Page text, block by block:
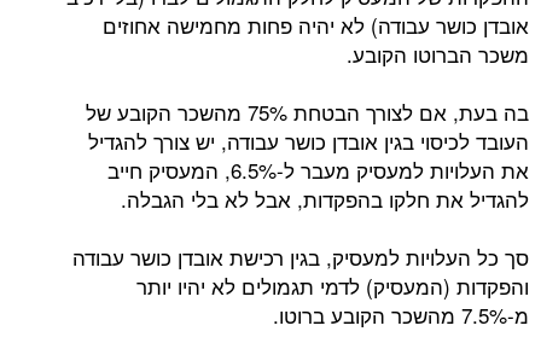
אובדן כושר עבודה) לא יהיה פחות מחמישה אחוזים
משכר הברוטו הקובע.
בה בעת, אם לצורך הבטחת 75% מהשכר הקובע של
העובד לכיסוי בגין אובדן כושר עבודה, יש צורך להגדיל
את העלויות למעסיק מעבר ל-6.5%, המעסיק חייב
להגדיל את חלקו בהפקדות, אבל לא בלי הגבלה.
סך כל העלויות למעסיק, בגין רכישת אובדן כושר עבודה
והפקדות (המעסיק) לדמי תגמולים לא יהיו יותר
מ-7.5% מהשכר הקובע ברוטו.